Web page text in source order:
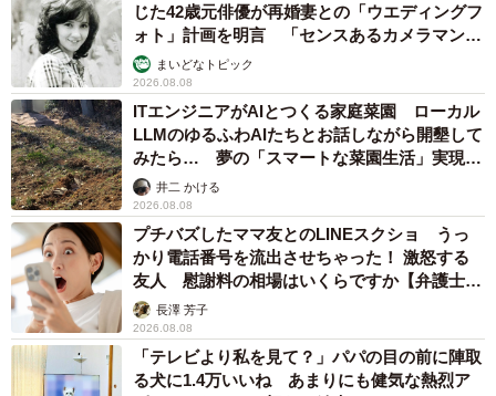
ストーブの前でぬくぬく 写真提供：日本モンキーセンター
じた42歳元俳優が再婚妻との「ウエディングフ
ォト」計画を明言 「センスあるカメラマン求
む」まいどなトピック
2026.08.08
ITエンジニアがAIとつくる家庭菜園 ローカル
LLMのゆるふわAIたちとお話しながら開墾して
みたら… 夢の「スマートな菜園生活」実現な
るか井二 かける
2026.08.08
プチバズしたママ友とのLINEスクショ うっ
かり電話番号を流出させちゃった！ 激怒する
友人 慰謝料の相場はいくらですか【弁護士が
解説】長澤 芳子
2026.08.08
「テレビより私を見て？」パパの目の前に陣取
る犬に1.4万いいね あまりにも健気な熱烈ア